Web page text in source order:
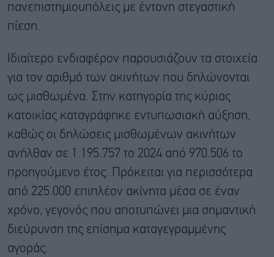
πανεπιστημιουπόλεις με έντονη στεγαστική
πίεση.
Ιδιαίτερο ενδιαφέρον παρουσιάζουν τα στοιχεία
για τον αριθμό των ακινήτων που δηλώνονται
ως μισθωμένα. Στην κατηγορία της κύριας
κατοικίας καταγράφηκε εντυπωσιακή αύξηση,
καθώς οι δηλώσεις μισθωμένων ακινήτων
ανήλθαν σε 1.195.757 το 2024 από 970.506 το
προηγούμενο έτος. Πρόκειται για περισσότερα
από 225.000 επιπλέον ακίνητα μέσα σε έναν
χρόνο, γεγονός που αποτυπώνει μια σημαντική
διεύρυνση της επίσημα καταγεγραμμένης
αγοράς.